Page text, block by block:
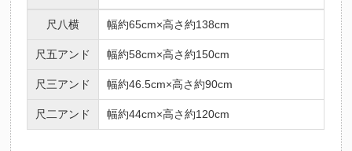
尺八横 幅約65cm×高さ約138cm
尺五アンド 幅約58cm×高さ約150cm
尺三アンド 幅約46.5cm×高さ約90cm
尺二アンド 幅約44cm×高さ約120cm